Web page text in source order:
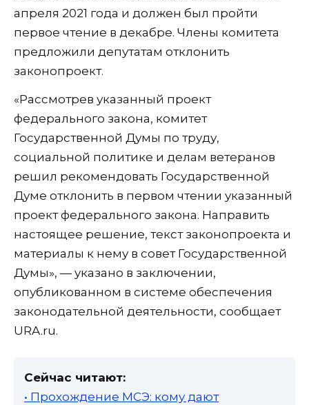
апреля 2021 года и должен был пройти
первое чтение в декабре. Члены комитета
предложили депутатам отклонить
законопроект.
«Рассмотрев указанный проект
федерального закона, комитет
Государственной Думы по труду,
социальной политике и делам ветеранов
решил рекомендовать Государственной
Думе отклонить в первом чтении указанный
проект федерального закона. Направить
настоящее решение, текст законопроекта и
материалы к нему в совет Государственной
Думы», — указано в заключении,
опубликованном в системе обеспечения
законодательной деятельности, сообщает
URA.ru.
Сейчас читают:
• Прохождение МСЭ: кому дают